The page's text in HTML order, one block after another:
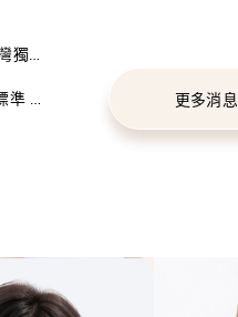
獨家
建 更多消息